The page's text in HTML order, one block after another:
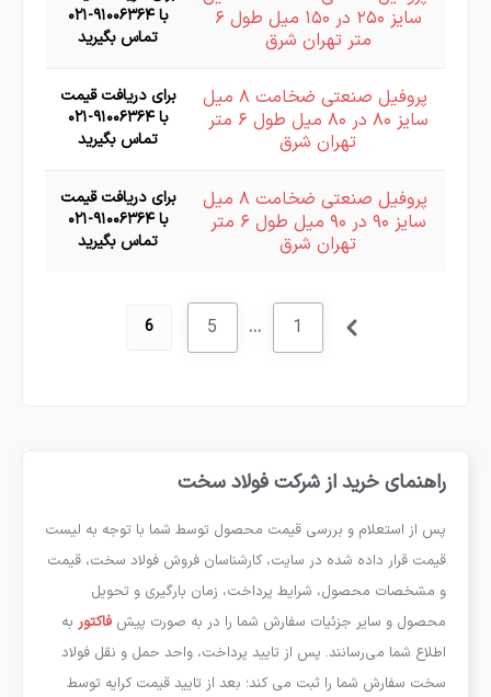
سایز ۲۵۰ در ۱۵۰ میل طول ۶
متر تهران شرق
با ۹۱۰۰۶۳۶۴-۰۲۱
تماس بگیرید
پروفیل صنعتی ضخامت ۸ میل
سایز ۸۰ در ۸۰ میل طول ۶ متر
تهران شرق
برای دریافت قیمت
با ۹۱۰۰۶۳۶۴-۰۲۱
تماس بگیرید
پروفیل صنعتی ضخامت ۸ میل
سایز ۹۰ در ۹۰ میل طول ۶ متر
تهران شرق
برای دریافت قیمت
با ۹۱۰۰۶۳۶۴-۰۲۱
تماس بگیرید
1
…
5
6
راهنمای خرید از شرکت فولاد سخت
پس از استعلام و بررسی قیمت محصول توسط شما با توجه به لیست
قیمت قرار داده شده در سایت، کارشناسان فروش فولاد سخت، قیمت
و مشخصات محصول، شرایط پرداخت، زمان بارگیری و تحویل
محصول و سایر جزئیات سفارش شما را در به صورت پيش فاكتور به
اطلاع شما می‌رسانند. پس از تایید پرداخت، واحد حمل و نقل فولاد
سخت سفارش شما را ثبت می کند؛ بعد از تاييد قيمت كرايه توسط